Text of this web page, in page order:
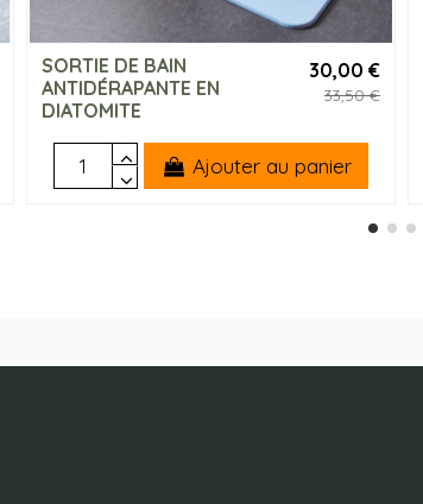
SORTIE DE BAIN
ANTIDÉRAPANTE EN
DIATOMITE
30,00 €
33,50 €
Ajouter au panier